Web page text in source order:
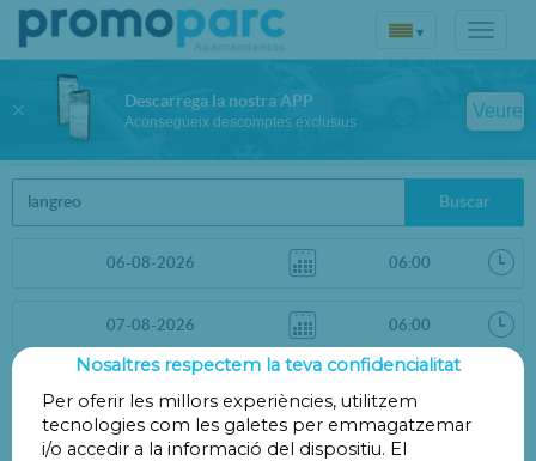
▾
Buscar
Distància
Nosaltres respectem la teva confidencialitat
Per oferir les millors experiències, utilitzem
tecnologies com les galetes per emmagatzemar
i/o accedir a la informació del dispositiu. El
Descarrega la nostra APP
Aconsegueix descomptes exclusius
Veure